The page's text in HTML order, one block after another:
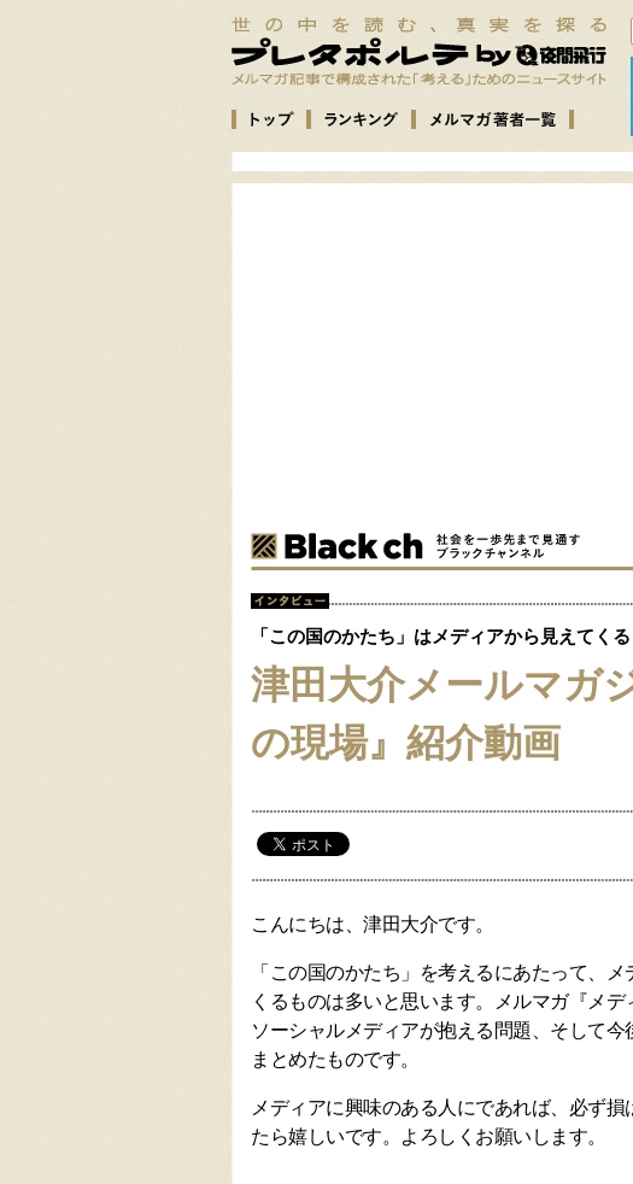
「この国のかたち」はメディアから見えてくる
津田大介メールマガ
の現場』紹介動画
こんにちは、津田大介です。
「この国のかたち」を考えるにあたって、
くるものは多いと思います。メルマガ『メ
ソーシャルメディアが抱える問題、そして
まとめたものです。
メディアに興味のある人にであれば、必ず
たら嬉しいです。よろしくお願いします。